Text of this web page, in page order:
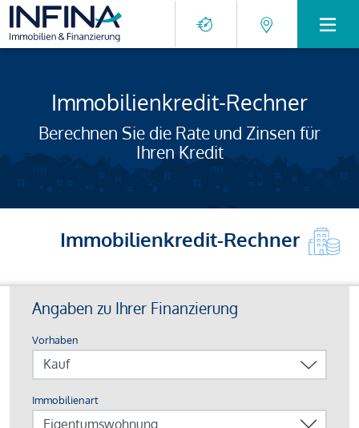
Immobilienkredit-Rechner
Berechnen Sie die Rate und Zinsen für
Ihren Kredit
Immobilienkredit-Rechner